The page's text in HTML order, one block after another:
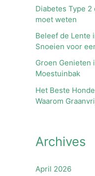
Diabetes Type
moet weten
Beleef de Lente
Snoeien voor
Groen Genieten
Moestuinbak
Het Beste
Waarom
Archives
April 2026